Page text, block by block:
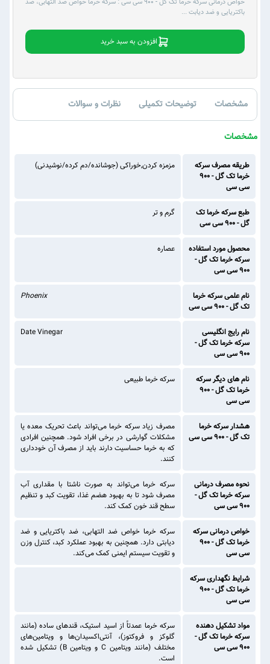
خواص درمانی سرکه خرما تک گل - 900 سی سی :
سرکه خرما خواص ضد التهابی، ضد
باکتریایی و ضد دیابت...
افزودن به سبد خرید
مشخصات توضیحات تکمیلی نظرات و سوالات
مشخصات
طریقه مصرف سرکه
خرما تک گل - 900
سی سی
مزمزه کردن,خوراکی (جوشانده/دم کرده/نوشیدنی)
طبع سرکه خرما تک
گل - 900 سی سی
گرم و تر
محصول مورد استفاده
سرکه خرما تک گل -
900 سی سی
عصاره
نام علمی سرکه خرما
تک گل - 900 سی سی
Phoenix
نام رایج انگلیسی
سرکه خرما تک گل -
900 سی سی
Date Vinegar
نام های دیگر سرکه
خرما تک گل - 900
سی سی
سرکه خرما طبیعی
هشدار سرکه خرما
تک گل - 900 سی سی
مصرف زیاد سرکه خرما می‌تواند باعث تحریک معده یا
مشکلات گوارشی در برخی افراد شود. همچنین افرادی
که به خرما حساسیت دارند باید از مصرف آن خودداری
کنند.
نحوه مصرف درمانی
سرکه خرما تک گل -
900 سی سی
سرکه خرما می‌تواند به صورت ناشتا با مقداری آب
مصرف شود تا به بهبود هضم غذا، تقویت کبد و تنظیم
سطح قند خون کمک کند.
خواص درمانی سرکه
خرما تک گل - 900
سی سی
سرکه خرما خواص ضد التهابی، ضد باکتریایی و ضد
دیابتی دارد. همچنین به بهبود عملکرد کبد، کنترل وزن
و تقویت سیستم ایمنی کمک می‌کند.
شرایط نگهداری سرکه
خرما تک گل - 900
سی سی
مواد تشکیل دهنده
سرکه خرما تک گل -
900 سی سی
سرکه خرما عمدتاً از اسید استیک، قندهای ساده (مانند
گلوکز و فروکتوز)، آنتی‌اکسیدان‌ها و ویتامین‌های
مختلف (مانند ویتامین C و ویتامین B) تشکیل شده
است.